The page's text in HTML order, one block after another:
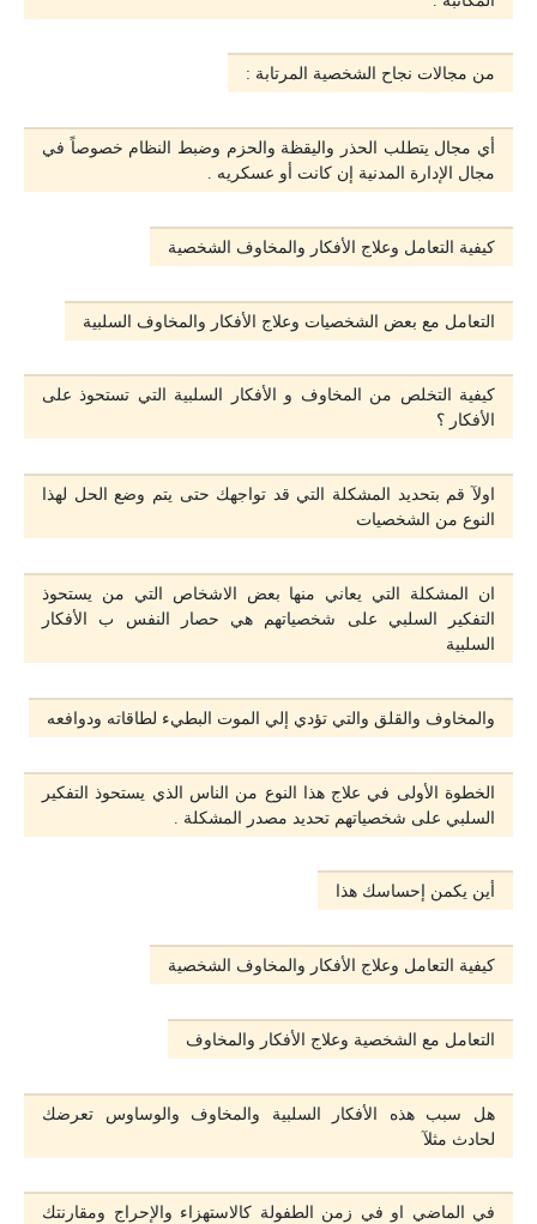
من مجالات نجاح الشخصية المرتابة :
أي مجال يتطلب الحذر واليقظة والحزم وضبط النظام خصوصاً في
مجال الإدارة المدنية إن كانت أو عسكريه .
كيفية التعامل وعلاج الأفكار والمخاوف الشخصية
التعامل مع بعض الشخصيات وعلاج الأفكار والمخاوف السلبية
كيفية التخلص من المخاوف و اﻷفكار السلبية التي تستحوذ على
الأفكار ؟
اولآ قم بتحديد المشكلة التي قد تواجهك حتى يتم وضع الحل لهذا
النوع من الشخصيات
ان المشكلة التي يعاني منها بعض الاشخاص التي من يستحوذ
التفكير السلبي على شخصياتهم هي حصار النفس ب الأفكار
السلبية
والمخاوف والقلق والتي تؤدي إلي الموت البطيء لطاقاته ودوافعه
الخطوة الأولى في علاج هذا النوع من الناس الذي يستحوذ التفكير
السلبي على شخصياتهم تحديد مصدر المشكلة .
أين يكمن إحساسك هذا
كيفية التعامل وعلاج الأفكار والمخاوف الشخصية
التعامل مع الشخصية وعلاج الأفكار والمخاوف
هل سبب هذه اﻷفكار السلبية والمخاوف والوساوس تعرضك
لحادث مثلآ
في الماضي او في زمن الطفولة كالاستهزاء والإحراج ومقارنتك